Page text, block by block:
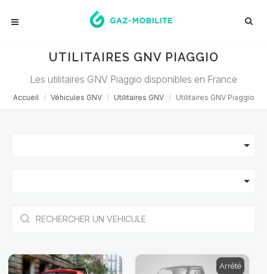
UTILITAIRES GNV PIAGGIO
Les utilitaires GNV Piaggio disponibles en France
Accueil Véhicules GNV Utilitaires GNV Utilitaires GNV Piaggio
Arrêté